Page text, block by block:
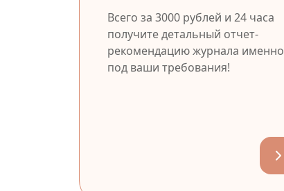
Всего за 3000 рублей и 24 часа
получите детальный отчет-
рекомендацию журнала именно
под ваши требования!